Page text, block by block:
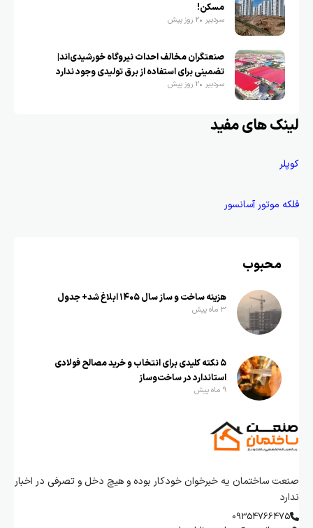
مسکن!
سردبیر 2 روز پیش
صنعتگران مخالف احداث نیروگاه خورشیدی‌اند|
تضمینی برای استفاده از برق تولیدی وجود ندارد
سردبیر 2 روز پیش
لینک های مفید
کوپلر
فلکه موتور آسانسور
محبوب
هزینه ساخت و ساز سال ۱۴۰۵ ابلاغ شد+ جدول
3 ماه پیش
۵ نکته کلیدی برای انتخاب و خرید مصالح فولادی
استاندارد در ساخت‌وساز
9 ماه پیش
صنعت ساختمان یه خبرخوان خودکار بوده و هیچ دخل و تصرفی در اخبار
ندارد
09354766475